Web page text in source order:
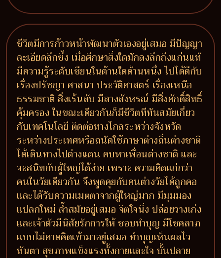
ชีวิตมีการก้าวหน้าพัฒนาตัวเองอยู่เสมอ มีปัญญา
ละเอียดลึกซึ้ง เมื่อศึกษาสิ่งใดมักลงลึกถึงแก่นแท้
มีความรู้ระดับเซียนในด้านใดด้านหนึ่ง ไปได้ดีกับ
เรื่องปรัชญา ศาสนา ประวัติศาสตร์ เรื่องเหนือ
ธรรมชาติ สิ่งเร้นลับ มีลางสังหรณ์ มีสิ่งศักดิ์สิทธิ์
คุ้มครอง ในขณะเดียวกันก็มีชีวิตทีทันสมัยเกี่ยว
กับเทคโนโลยี ติดต่อทางไกลระหว่างจังหวัด
ระหว่างประเทศหรือถนัดใช้ภาษาต่างถิ่นต่างชาติ
ได้เดินทางไปต่างแดน คบหาเพื่อนต่างชาติ และ
จะสนิทกับผู้ใหญ่ได้ง่าย เพราะ ความคิดแก่กว่า
คนในวัยเดียวกัน จึงพูดคุยกับคนต่างวัยได้ถูกคอ
และได้รับความเมตตาจากผู้ใหญ่มาก มีมุมมอง
แปลกใหม่ ล้ำสมัยอยู่เสมอ จิตใจนิ่ง ปล่อยวางเก่ง
และเจ้าตัวมีนิสัยรักการให้ ชอบทำบุญ มีโชคลาภ
แบบไม่คาดคิดเข้ามาอยู่เสมอ ทำบุญเห็นผลไว
ทันตา สุขภาพแข็งแรงทั้งกายและใจ บั้นปลาย